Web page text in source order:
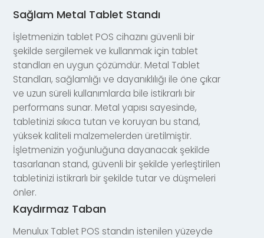
Sağlam Metal Tablet Standı
İşletmenizin tablet POS cihazını güvenli bir
şekilde sergilemek ve kullanmak için tablet
standları en uygun çözümdür. Metal Tablet
Standları, sağlamlığı ve dayanıklılığı ile öne çıkar
ve uzun süreli kullanımlarda bile istikrarlı bir
performans sunar. Metal yapısı sayesinde,
tabletinizi sıkıca tutan ve koruyan bu stand,
yüksek kaliteli malzemelerden üretilmiştir.
İşletmenizin yoğunluğuna dayanacak şekilde
tasarlanan stand, güvenli bir şekilde yerleştirilen
tabletinizi istikrarlı bir şekilde tutar ve düşmeleri
önler.
Kaydırmaz Taban
Menulux Tablet POS standın istenilen yüzeyde